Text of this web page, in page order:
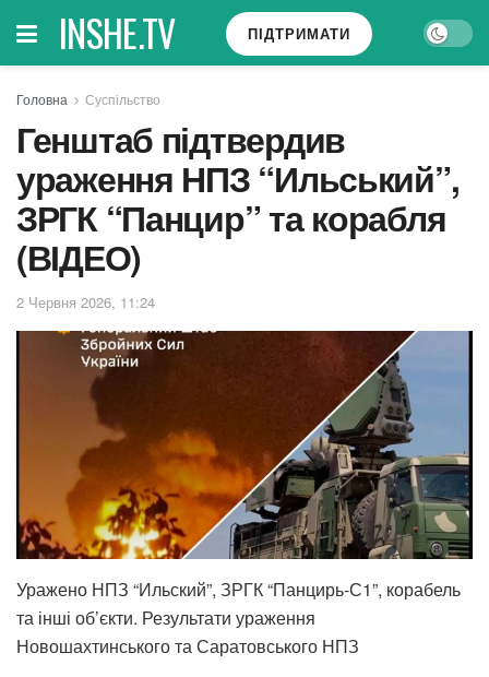
INSHE.TV ПІДТРИМАТИ
Головна Суспільство
Генштаб підтвердив
ураження НПЗ “Ильський”,
ЗРГК “Панцир” та корабля
(ВІДЕО)
2 Червня 2026, 11:24
Уражено НПЗ “Ильский”, ЗРГК “Панцирь-С1”, корабель
та інші об’єкти. Результати ураження
Новошахтинського та Саратовського НПЗ